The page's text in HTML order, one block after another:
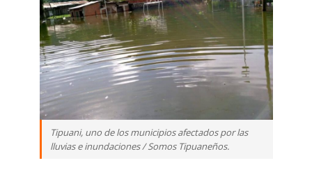
Tipuani, uno de los municipios afectados por las
lluvias e inundaciones / Somos Tipuaneños.